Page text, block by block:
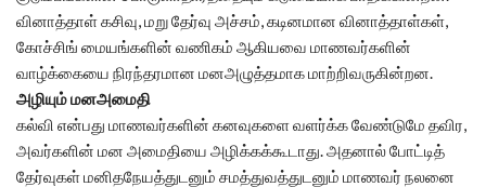
வினாத்தாள் கசிவு, மறு தேர்வு அச்சம், கடினமான வினாத்தாள்கள்,
கோச்சிங் மையங்களின் வணிகம் ஆகியவை மாணவர்களின்
வாழ்க்கையை நிரந்தரமான மனஅழுத்தமாக மாற்றிவருகின்றன.
அழியும் மனஅமைதி
கல்வி என்பது மாணவர்களின் கனவுகளை வளர்க்க வேண்டுமே தவிர,
அவர்களின் மன அமைதியை அழிக்கக்கூடாது. அதனால் போட்டித்
தேர்வுகள் மனிதநேயத்துடனும் சமத்துவத்துடனும் மாணவர் நலனை